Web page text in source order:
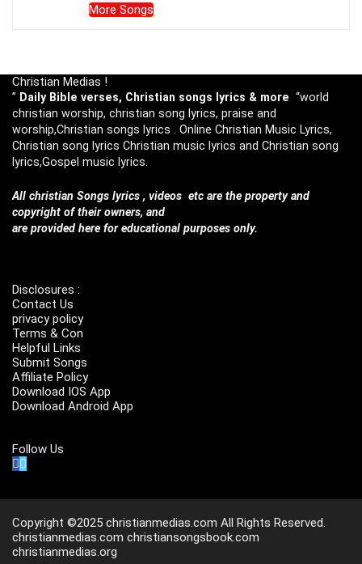
More Songs
Christian Medias !
” Daily Bible verses, Christian songs lyrics & more “world
christian worship, christian song lyrics, praise and
worship,Christian songs lyrics . Online Christian Music Lyrics,
Christian song lyrics Christian music lyrics and Christian song
lyrics,Gospel music lyrics.
All christian Songs lyrics , videos etc are the property and
copyright of their owners, and
are provided here for educational purposes only.
Disclosures :
Contact Us
privacy policy
Terms & Con
Helpful Links
Submit Songs
Affiliate Policy
Download IOS App
Download Android App
Follow Us
Copyright ©2025 christianmedias.com All Rights Reserved.
christianmedias.com christiansongsbook.com
christianmedias.org